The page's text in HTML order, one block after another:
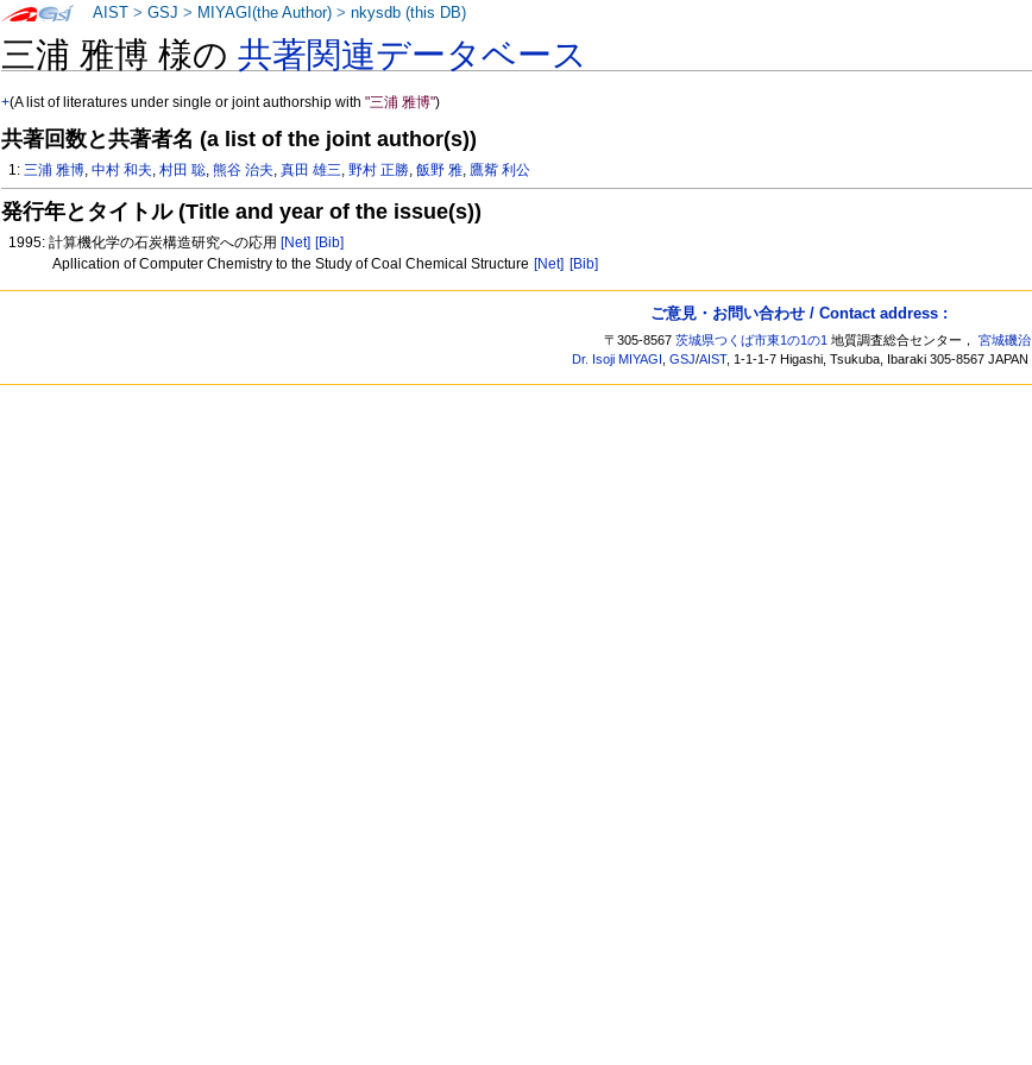
三浦 雅博 様の共著関連データベース
+(A list of literatures under single or joint authorship with"三浦 雅博")
共著回数と共著者名 (a list of the joint author(s))
1:三浦 雅博,中村 和夫,村田 聡,熊谷 治夫,真田 雄三,野村 正勝,飯野 雅, 鷹觜 利公
発行年とタイトル (Title and year of the issue(s))
1995: 計算機化学の石炭構造研究への応用 [Net] [Bib]
Apllication of Computer Chemistry to the Study of Coal Chemical Structure [Net] [Bib]
AIST >GSJ > MIYAGI(the Author) >nkysdb (this DB)
ご意見・お問い合わせ / Contact address :
〒305-8567茨城県つくば市東1の1の1 地質調査総合センター，宮城磯治
Dr. Isoji MIYAGI ,GSJ/AIST, 1-1-1-7 Higashi, Tsukuba, Ibaraki 305-8567 JAPAN